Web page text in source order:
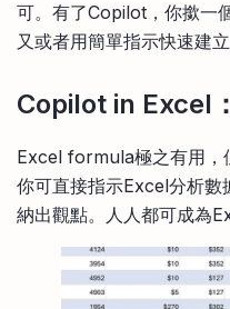
可。有了Copilot，你撳一
又或者用簡單指示快速建立
Copilot in Excel
Excel formula極之有用，
你可直接指示Excel分析數
納出觀點。人人都可成為